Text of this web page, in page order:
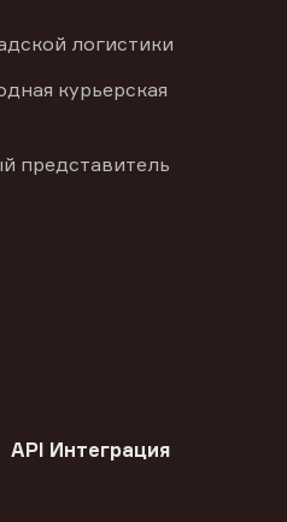
логистики
курьерская
представитель
API Интеграция